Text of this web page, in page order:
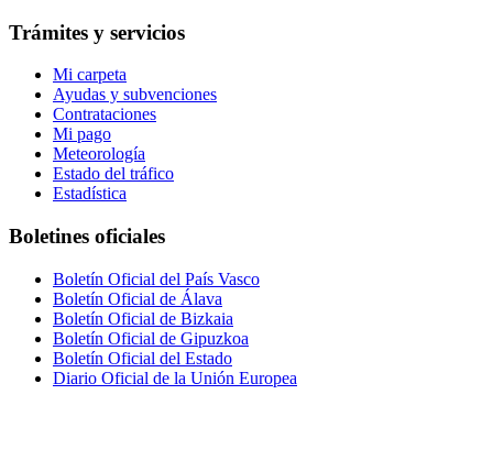
Trámites y servicios
Mi carpeta
Ayudas y subvenciones
Contrataciones
Mi pago
Meteorología
Estado del tráfico
Estadística
Boletines oficiales
Boletín Oficial del País Vasco
Boletín Oficial de Álava
Boletín Oficial de Bizkaia
Boletín Oficial de Gipuzkoa
Boletín Oficial del Estado
Diario Oficial de la Unión Europea